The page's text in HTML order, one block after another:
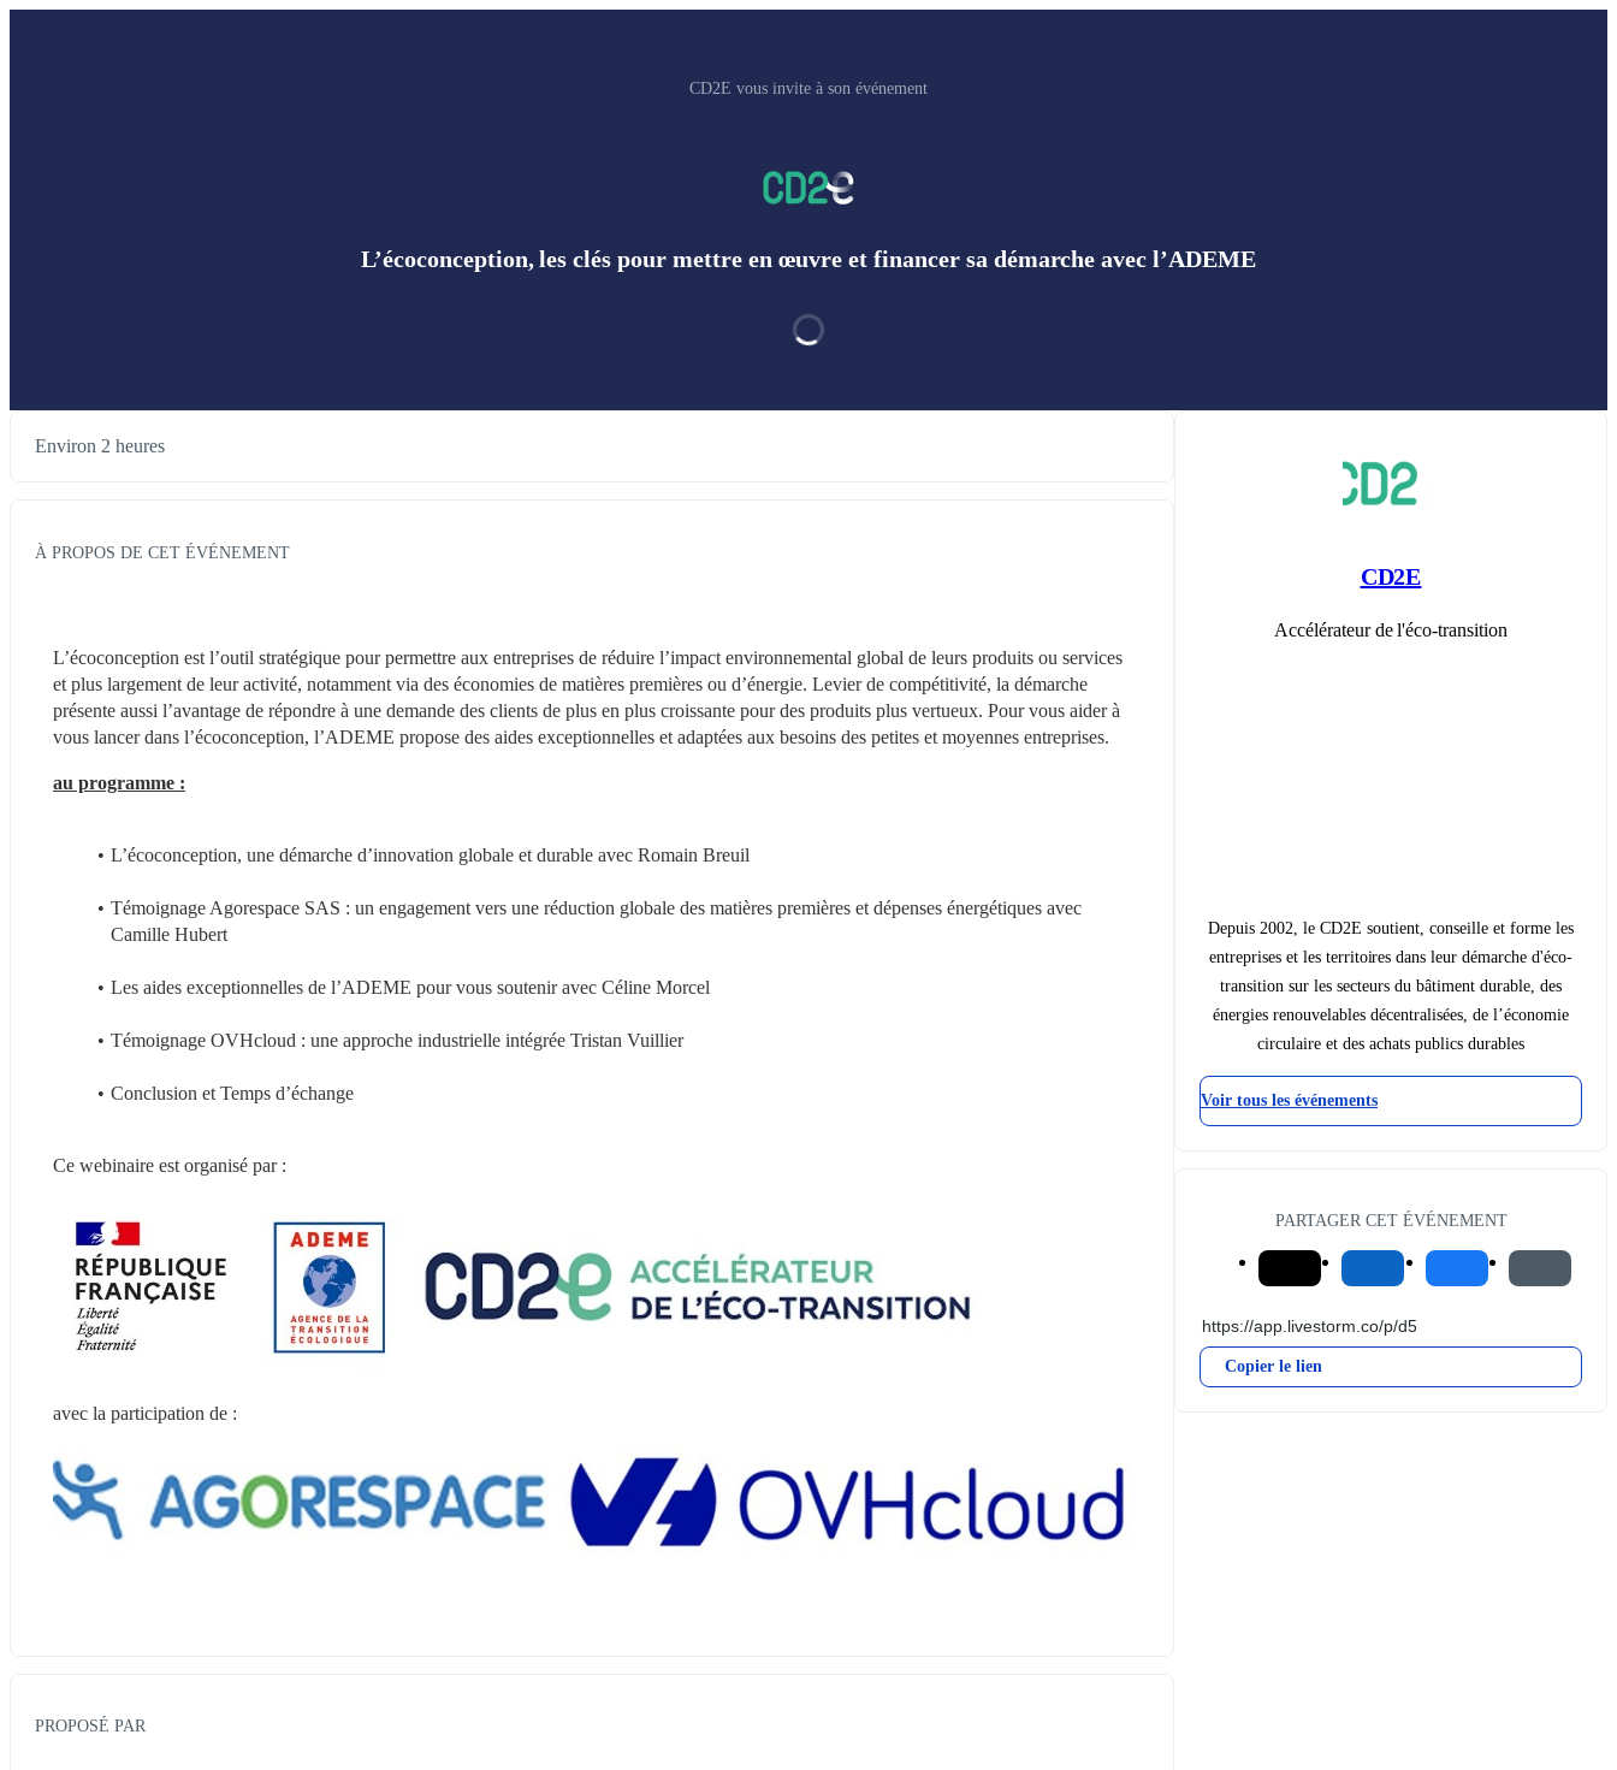
CD2E vous invite à son événement
L’écoconception, les clés pour mettre en œuvre et financer sa démarche avec l’ADEME
Environ 2 heures
À PROPOS DE CET ÉVÉNEMENT
L’écoconception est l’outil stratégique pour permettre aux entreprises de réduire l’impact environnemental global de leurs produits ou services
et plus largement de leur activité, notamment via des économies de matières premières ou d’énergie. Levier de compétitivité, la démarche
présente aussi l’avantage de répondre à une demande des clients de plus en plus croissante pour des produits plus vertueux. Pour vous aider à
vous lancer dans l’écoconception, l’ADEME propose des aides exceptionnelles et adaptées aux besoins des petites et moyennes entreprises.
au programme :
L’écoconception, une démarche d’innovation globale et durable avec Romain Breuil
Témoignage Agorespace SAS : un engagement vers une réduction globale des matières premières et dépenses énergétiques avec
Camille Hubert
Les aides exceptionnelles de l’ADEME pour vous soutenir avec Céline Morcel
Témoignage OVHcloud : une approche industrielle intégrée Tristan Vuillier
Conclusion et Temps d’échange
Ce webinaire est organisé par :
avec la participation de :
PROPOSÉ PAR
CD2E
Accélérateur de l'éco-transition
Depuis 2002, le CD2E soutient, conseille et forme les
entreprises et les territoires dans leur démarche d'éco-
transition sur les secteurs du bâtiment durable, des
énergies renouvelables décentralisées, de l’économie
circulaire et des achats publics durables
Voir tous les événements
PARTAGER CET ÉVÉNEMENT
Copier le lien